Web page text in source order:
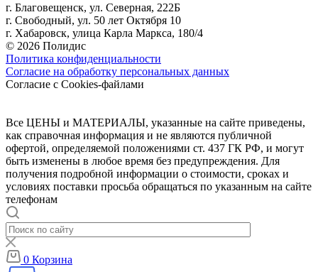
г. Благовещенск, ул. Северная, 222Б
г. Свободный, ул. 50 лет Октября 10
г. Хабаровск, улица Карла Маркса, 180/4
© 2026 Полидис
Политика конфиденциальности
Согласие на обработку персональных данных
Согласие с Cookies-файлами
Все ЦЕНЫ и МАТЕРИАЛЫ, указанные на сайте приведены,
как справочная информация и не являются публичной
офертой, определяемой положениями ст. 437 ГК РФ, и могут
быть изменены в любое время без предупреждения. Для
получения подробной информации о стоимости, сроках и
условиях поставки просьба обращаться по указанным на сайте
телефонам
0 Корзина